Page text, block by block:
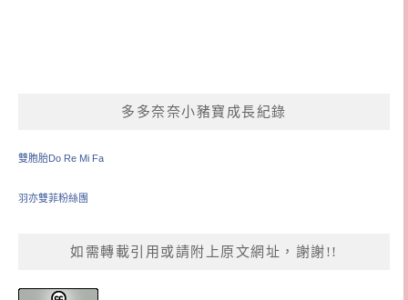
多多奈奈小豬寶成長紀錄
雙胞胎Do Re Mi Fa
羽亦雙菲粉絲團
如需轉載引用或請附上原文網址，謝謝!!